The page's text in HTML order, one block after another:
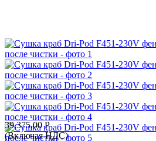
39,375.00 Р
(Включая НДС)